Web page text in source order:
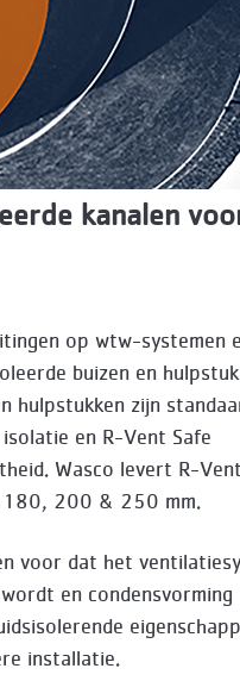
kanalen
op wtw-systemen
buizen en
hulpstukken zijn
en R-Vent Safe
Wasco levert R-
200 & 250 mm.
voor dat het
en condensvorming
installatie.